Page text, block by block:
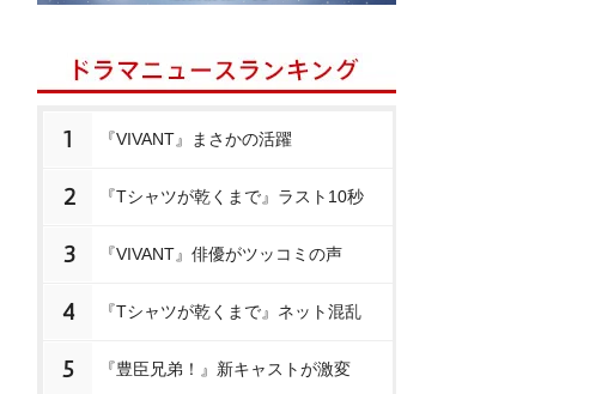
1 『VIVANT』まさかの活躍
2 『Tシャツが乾くまで』ラスト10秒
3 『VIVANT』俳優がツッコミの声
4 『Tシャツが乾くまで』ネット混乱
5 『豊臣兄弟！』新キャストが激変